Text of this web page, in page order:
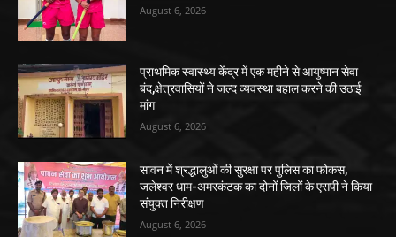
August 6, 2026
प्राथमिक स्वास्थ्य केंद्र में एक महीने से आयुष्मान सेवा
बंद,क्षेत्रवासियों ने जल्द व्यवस्था बहाल करने की उठाई
मांग
August 6, 2026
सावन में श्रद्धालुओं की सुरक्षा पर पुलिस का फोकस,
जलेश्वर धाम-अमरकंटक का दोनों जिलों के एसपी ने किया
संयुक्त निरीक्षण
August 6, 2026